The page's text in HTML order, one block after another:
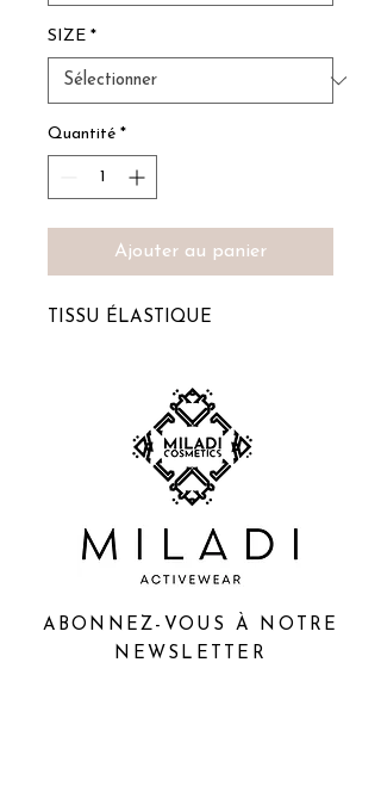
SIZE *
Quantité *
Ajouter au panier
TISSU ÉLASTIQUE
ABONNEZ-VOUS À NOTRE
NEWSLETTER